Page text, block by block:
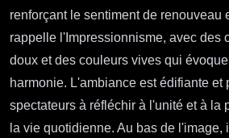
renforçant le sentiment de renouveau
rappelle l'Impressionnisme, avec des
doux et des couleurs vives qui
harmonie. L'ambiance est édifiante et
spectateurs à réfléchir à l'unité et à la
la vie quotidienne. Au bas de l'image,